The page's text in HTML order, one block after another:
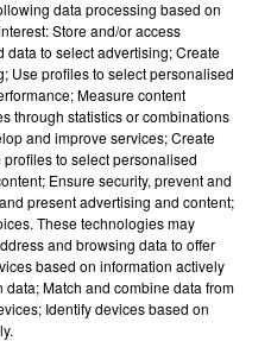
DE CHOOZ
que la centrale
l'arrêt. Une situation
intense qui est toujours
data processing based on
Store and/or access
to select advertising; Create
Use profiles to select personalised
Measure content
through statistics or combinations
and improve services; Create
to select personalised
Ensure security, prevent and
present advertising and content;
These technologies may
and browsing data to offer
based on information actively
Match and combine data from
Identify devices based on